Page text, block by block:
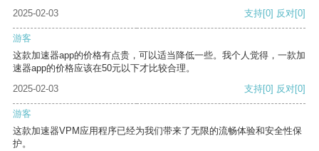
2025-02-03
支持[0] 反对[0]
游客
这款加速器app的价格有点贵，可以适当降低一些。我个人觉得，一款加
速器app的价格应该在50元以下才比较合理。
2025-02-03
支持[0] 反对[0]
游客
这款加速器VPM应用程序已经为我们带来了无限的流畅体验和安全性保
护。